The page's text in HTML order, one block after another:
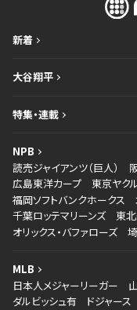
新着
大谷翔平
特集・連載
NPB
読売ジャイアンツ（巨人）
広島東洋カープ
東京ヤク
福岡ソフトバンクホークス
千葉ロッテマリーンズ
東
オリックス・バファローズ
MLB
日本人メジャーリーガー
ダルビッシュ有
ドジャース